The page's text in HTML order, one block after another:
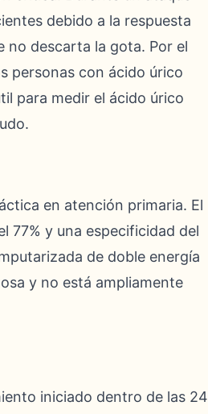
debido a la respuesta
no descarta la gota. Por el
personas con ácido úrico
para medir el ácido úrico
en atención primaria. El
77% y una especificidad del
de doble energía
y no está ampliamente
iniciado dentro de las 24